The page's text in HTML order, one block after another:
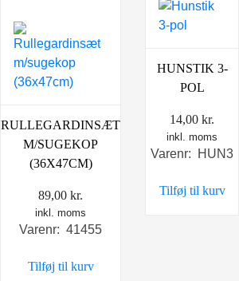
RULLEGARDINSÆT
M/SUGEKOP
(36X47CM)
89,00 kr.
inkl. moms
Varenr: 41455
Tilføj til kurv
HUNSTIK 3-
POL
14,00 kr.
inkl. moms
Varenr: HUN3
Tilføj til kurv